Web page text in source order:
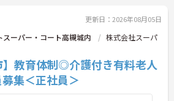
ます。
定制度「ケアマイスター」
ルを5段階でしっかり評価
目標管理シート」を用いた
あり、一人ひとりの不安や
ォロー体制が整っていま
更新日：2026年08月05日
ーパー・コート高槻城内
株式会社スーパ
】教育体制◎介護付き有料老人
集＜正社員＞